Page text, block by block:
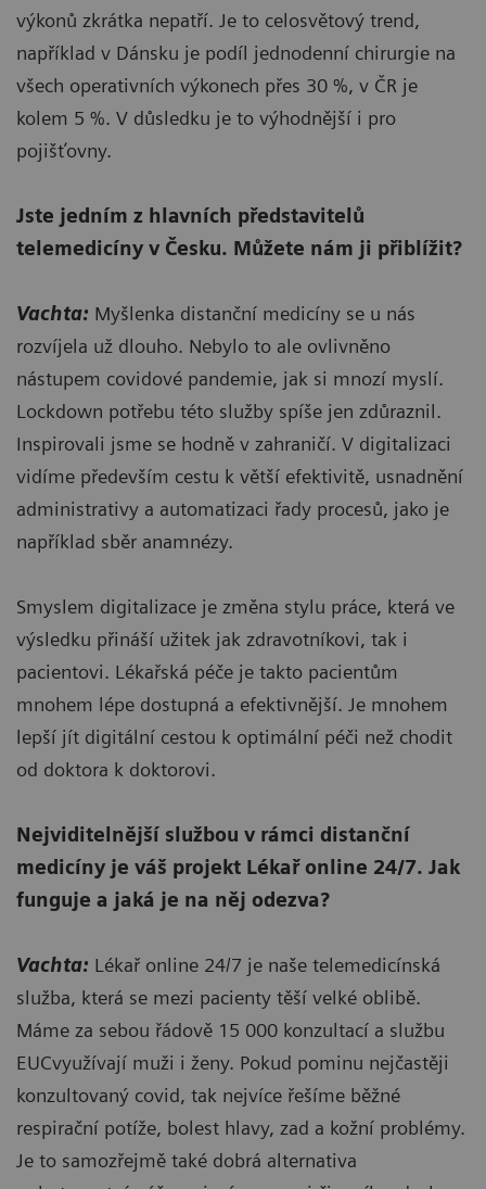
výkonů zkrátka nepatří. Je to celosvětový trend,
například v Dánsku je podíl jednodenní chirurgie na
všech operativních výkonech přes 30 %, v ČR je
kolem 5 %. V důsledku je to výhodnější i pro
pojišťovny.
Jste jedním z hlavních představitelů
telemedicíny v Česku. Můžete nám ji přiblížit?
Vachta: Myšlenka distanční medicíny se u nás
rozvíjela už dlouho. Nebylo to ale ovlivněno
nástupem covidové pandemie, jak si mnozí myslí.
Lockdown potřebu této služby spíše jen zdůraznil.
Inspirovali jsme se hodně v zahraničí. V digitalizaci
vidíme především cestu k větší efektivitě, usnadnění
administrativy a automatizaci řady procesů, jako je
například sběr anamnézy.
Smyslem digitalizace je změna stylu práce, která ve
výsledku přináší užitek jak zdravotníkovi, tak i
pacientovi. Lékařská péče je takto pacientům
mnohem lépe dostupná a efektivnější. Je mnohem
lepší jít digitální cestou k optimální péči než chodit
od doktora k doktorovi.
Nejviditelnější službou v rámci distanční
medicíny je váš projekt Lékař online 24/7. Jak
funguje a jaká je na něj odezva?
Vachta: Lékař online 24/7 je naše telemedicínská
služba, která se mezi pacienty těší velké oblibě.
Máme za sebou řádově 15 000 konzultací a službu
EUCvyužívají muži i ženy. Pokud pominu nejčastěji
konzultovaný covid, tak nejvíce řešíme běžné
respirační potíže, bolest hlavy, zad a kožní problémy.
Je to samozřejmě také dobrá alternativa